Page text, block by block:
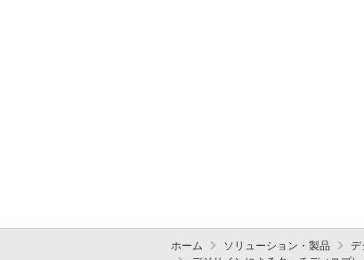
ホーム ソリューション・製品 デ